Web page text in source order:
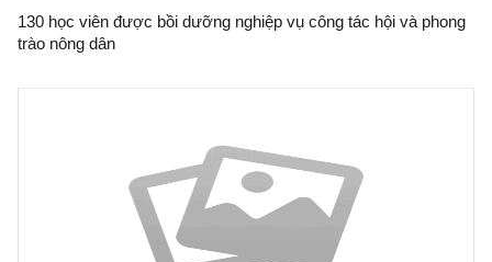
130 học viên được bồi dưỡng nghiệp vụ công tác hội và phong
trào nông dân